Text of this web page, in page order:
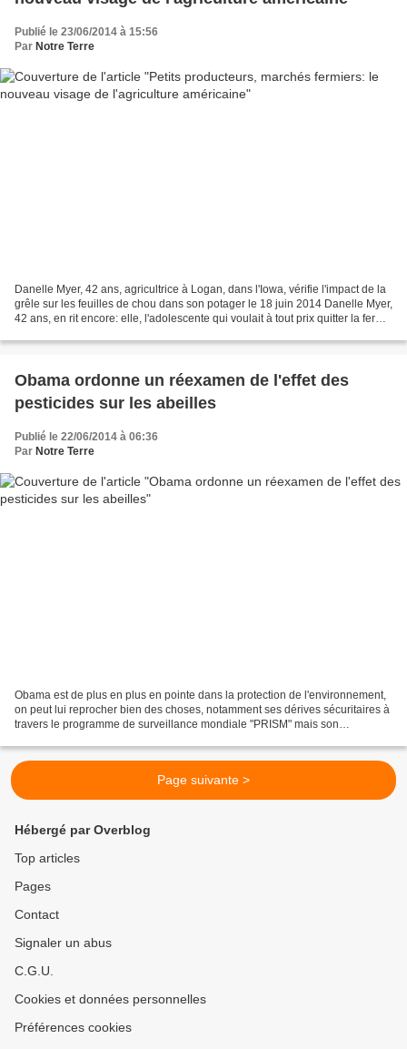
Publié le 23/06/2014 à 15:56
Par Notre Terre
Danelle Myer, 42 ans, agricultrice à Logan, dans l'Iowa, vérifie l'impact de la
grêle sur les feuilles de chou dans son potager le 18 juin 2014 Danelle Myer,
42 ans, en rit encore: elle, l'adolescente qui voulait à tout prix quitter la ferme
Obama ordonne un réexamen de l'effet des
pesticides sur les abeilles
Publié le 22/06/2014 à 06:36
Par Notre Terre
Obama est de plus en plus en pointe dans la protection de l'environnement,
on peut lui reprocher bien des choses, notamment ses dérives sécuritaires à
travers le programme de surveillance mondiale "PRISM" mais son
Page suivante >
Hébergé par Overblog
Top articles
Pages
Contact
Signaler un abus
C.G.U.
Cookies et données personnelles
Préférences cookies